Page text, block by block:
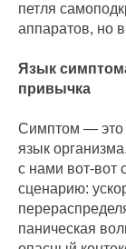
петля
аппаратов, но
Язык
привычка
Симптом — это
язык
с нами вот-вот
сценарию:
паническая